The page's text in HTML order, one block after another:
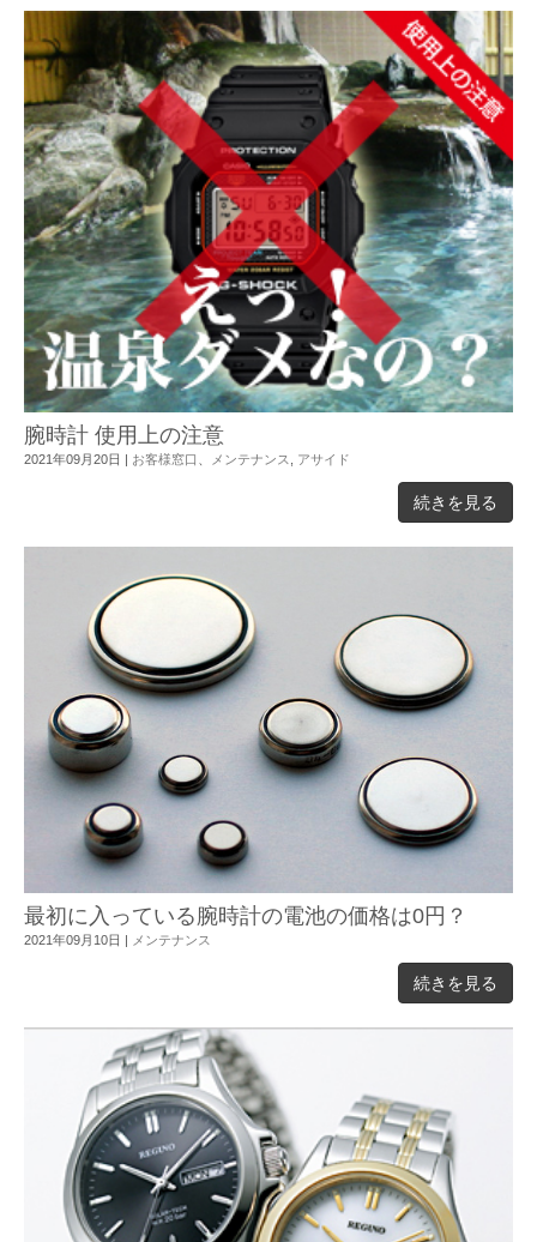
腕時計 使用上の注意
2021年09月20日 | お客様窓口 メンテナンス アサイド
続きを見る
最初に入っている腕時計の電池の価格は0円？
2021年09月10日 | メンテナンス
続きを見る